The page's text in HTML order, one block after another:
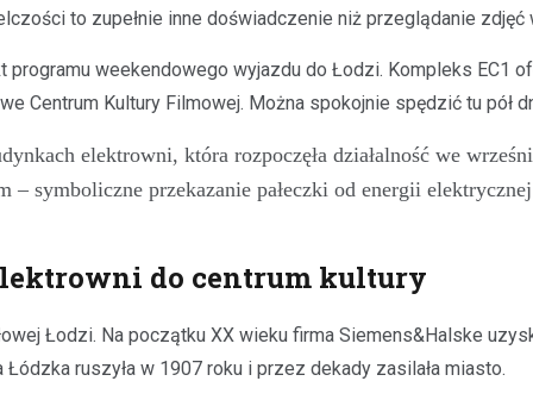
to zupełnie inne doświadczenie niż przeglądanie zdjęć
weekendowego wyjazdu do Łodzi. Kompleks EC1
Centrum Kultury Filmowej. Można spokojnie spędzić tu pół
elektrowni, która rozpoczęła działalność we
– symboliczne przekazanie pałeczki od energii
do centrum kultury
Łodzi. Na początku XX wieku firma Siemens&Halske
ruszyła w 1907 roku i przez dekady zasilała miasto.